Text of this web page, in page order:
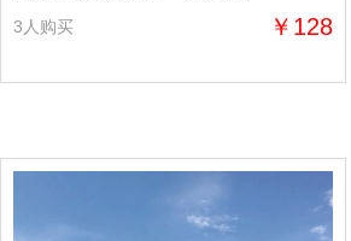
3人购买 ￥128